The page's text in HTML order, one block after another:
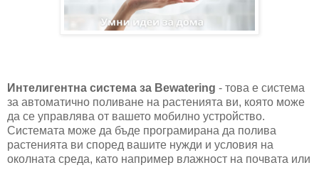
Интелигентна система за Bewatering - това е система
за автоматично поливане на растенията ви, която може
да се управлява от вашето мобилно устройство.
Системата може да бъде програмирана да полива
растенията ви според вашите нужди и условия на
околната среда, като например влажност на почвата или